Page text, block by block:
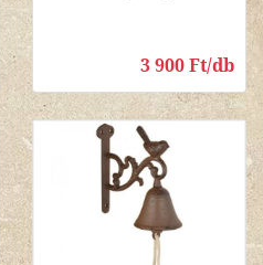
3 900 Ft/db